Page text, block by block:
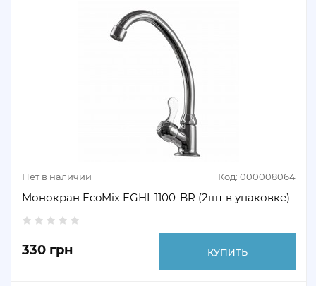
Нет в наличии Код: 000008064
Монокран EcoMix EGHI-1100-BR (2шт в упаковке)
330 грн КУПИТЬ